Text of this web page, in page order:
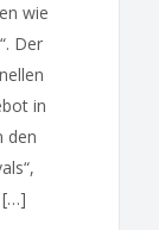
wie
Der
in
den
[…]